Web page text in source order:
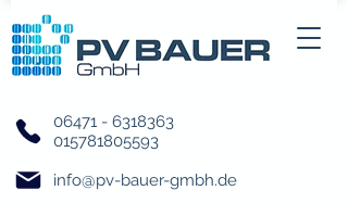
06471 - 6318363
015781805593
info@pv-bauer-gmbh.de